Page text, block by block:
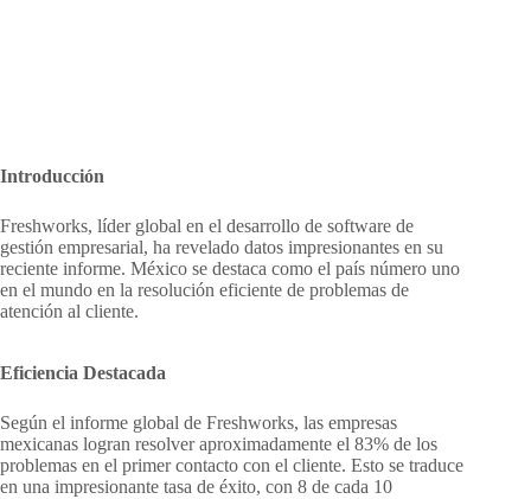
Introducción
Freshworks, líder global en el desarrollo de software de
gestión empresarial, ha revelado datos impresionantes en su
reciente informe. México se destaca como el país número uno
en el mundo en la resolución eficiente de problemas de
atención al cliente.
Eficiencia Destacada
Según el informe global de Freshworks, las empresas
mexicanas logran resolver aproximadamente el 83% de los
problemas en el primer contacto con el cliente. Esto se traduce
en una impresionante tasa de éxito, con 8 de cada 10